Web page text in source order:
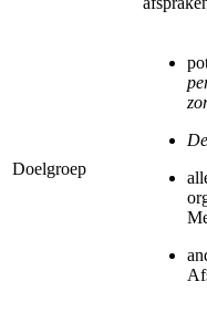
Doelgroep